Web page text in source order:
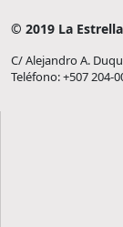
© 2019 La
C/ Alejandro A.
Teléfono: +507 204-